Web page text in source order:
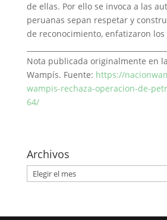
de ellas. Por ello se invoca a las
peruanas sepan respetar y
de reconocimiento, enfatizaron los
Nota publicada originalmente en
Wampís. Fuente: https://
wampis-rechaza-operacion-de-
64/
Archivos
Archivos